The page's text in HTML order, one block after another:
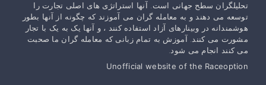
تحلیلگران سطح جهانی است. آنها استراتژی های اصلی تجارت را
توسعه می دهند و به معامله گران می آموزند که چگونه از آنها بطور
هوشمندانه در وبینارهای آزاد استفاده کنند ، و آنها یک به یک با تجار
مشورت می کنند. آموزش به تمام زبانی که معامله گران ما صحبت
می کنند انجام می شود.
Unofficial website of the Raceoption